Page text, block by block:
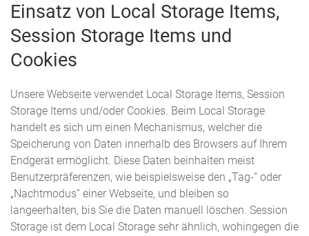
Einsatz von Local Storage Items,
Session Storage Items und
Cookies
Unsere Webseite verwendet Local Storage Items, Session
Storage Items und/oder Cookies. Beim Local Storage
handelt es sich um einen Mechanismus, welcher die
Speicherung von Daten innerhalb des Browsers auf Ihrem
Endgerät ermöglicht. Diese Daten beinhalten meist
Benutzerpräferenzen, wie beispielsweise den „Tag-“ oder
„Nachtmodus“ einer Webseite, und bleiben so
langeerhalten, bis Sie die Daten manuell löschen. Session
Storage ist dem Local Storage sehr ähnlich, wohingegen die